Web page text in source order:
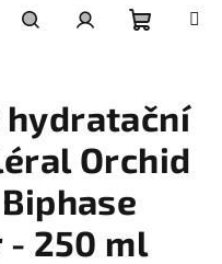
košík
hydratační
Orchid
- 250 ml